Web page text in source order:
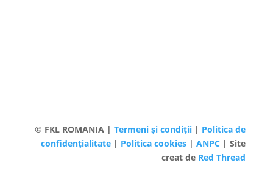
© FKL ROMANIA |Termeni și condiții | Politica de
confidențialitate | Politica cookies |ANPC | Site
creat de Red Thread